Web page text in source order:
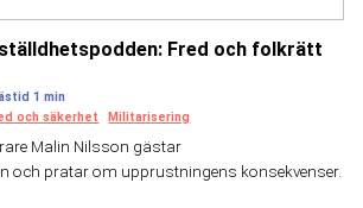
Fred och folkrätt
och säkerhet Militarisering
Malin Nilsson gästar
och pratar om upprustningens konsekvenser.